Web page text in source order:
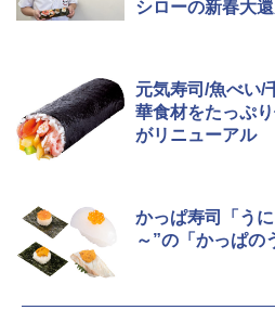
シローの新春大
元気寿司/魚べい/
華食材をたっぷ
がリニューアル
かっぱ寿司「う
～”の「かっぱの